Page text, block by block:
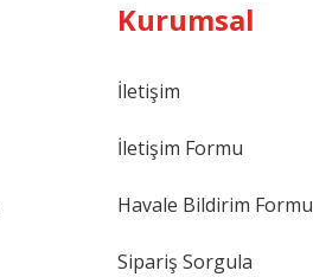
Kurumsal
İletişim
İletişim Formu
Havale Bildirim Formu
Sipariş Sorgula